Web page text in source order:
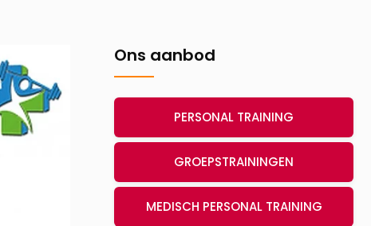
Ons aanbod
PERSONAL TRAINING
GROEPSTRAININGEN
MEDISCH PERSONAL TRAINING